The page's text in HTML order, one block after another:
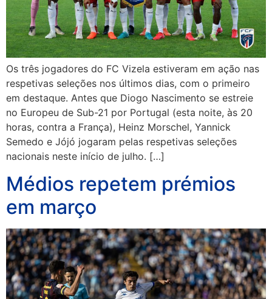
Os três jogadores do FC Vizela estiveram em ação nas
respetivas seleções nos últimos dias, com o primeiro
em destaque. Antes que Diogo Nascimento se estreie
no Europeu de Sub-21 por Portugal (esta noite, às 20
horas, contra a França), Heinz Morschel, Yannick
Semedo e Jójó jogaram pelas respetivas seleções
nacionais neste início de julho. […]
Médios repetem prémios
em março